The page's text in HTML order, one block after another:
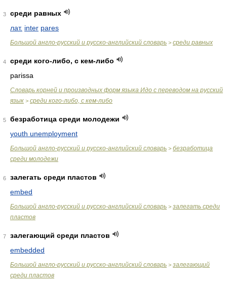
3
среди равных
лат. inter pares
Большой англо-русский и русско-английский словарь > среди равных
4
среди кого-либо, с кем-либо
parissa
Словарь корней и производных форм языка Идо с переводом на русский
язык > среди кого-либо, с кем-либо
5
безработица среди молодежи
youth unemployment
Большой англо-русский и русско-английский словарь > безработица
среди молодежи
6
залегать среди пластов
embed
Большой англо-русский и русско-английский словарь > залегать среди
пластов
7
залегающий среди пластов
embedded
Большой англо-русский и русско-английский словарь > залегающий
среди пластов